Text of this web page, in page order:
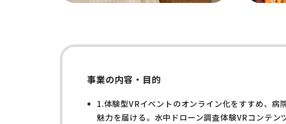
事業の内容・目的
1.体験型VRイベントのオンライン化をすすめ、
魅力を届ける。水中ドローン調査体験VRコンテ